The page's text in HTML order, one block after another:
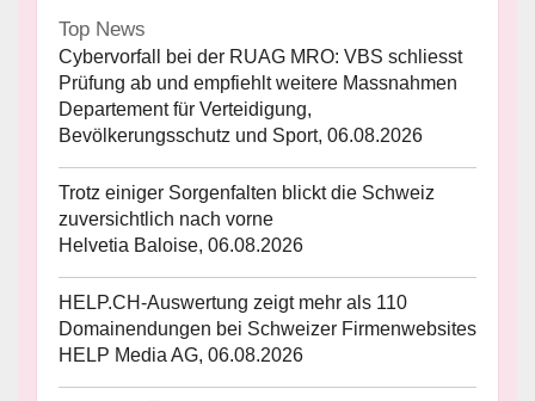
Top News
Cybervorfall bei der RUAG MRO: VBS schliesst
Prüfung ab und empfiehlt weitere Massnahmen
Departement für Verteidigung,
Bevölkerungsschutz und Sport, 06.08.2026
Trotz einiger Sorgenfalten blickt die Schweiz
zuversichtlich nach vorne
Helvetia Baloise, 06.08.2026
HELP.CH-Auswertung zeigt mehr als 110
Domainendungen bei Schweizer Firmenwebsites
HELP Media AG, 06.08.2026